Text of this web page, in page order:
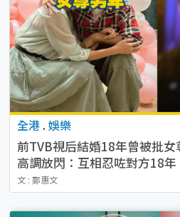
全港 . 娛樂
前TVB視后結婚18年曾被批
高調放閃：互相忍咗對方18年
文 : 鄭惠文